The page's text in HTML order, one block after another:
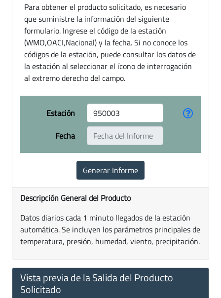
Para obtener el producto solicitado, es necesario
que suministre la información del siguiente
formulario. Ingrese el código de la estación
(WMO,OACI,Nacional) y la fecha. Si no conoce los
códigos de la estación, puede consultar los datos de
la estación al seleccionar el ícono de interrogación
al extremo derecho del campo.
Estación
Fecha
Descripción General del Producto
Datos diarios cada 1 minuto llegados de la estación
automática. Se incluyen los parámetros principales de
temperatura, presión, humedad, viento, precipitación.
Vista previa de la Salida del Producto
Solicitado